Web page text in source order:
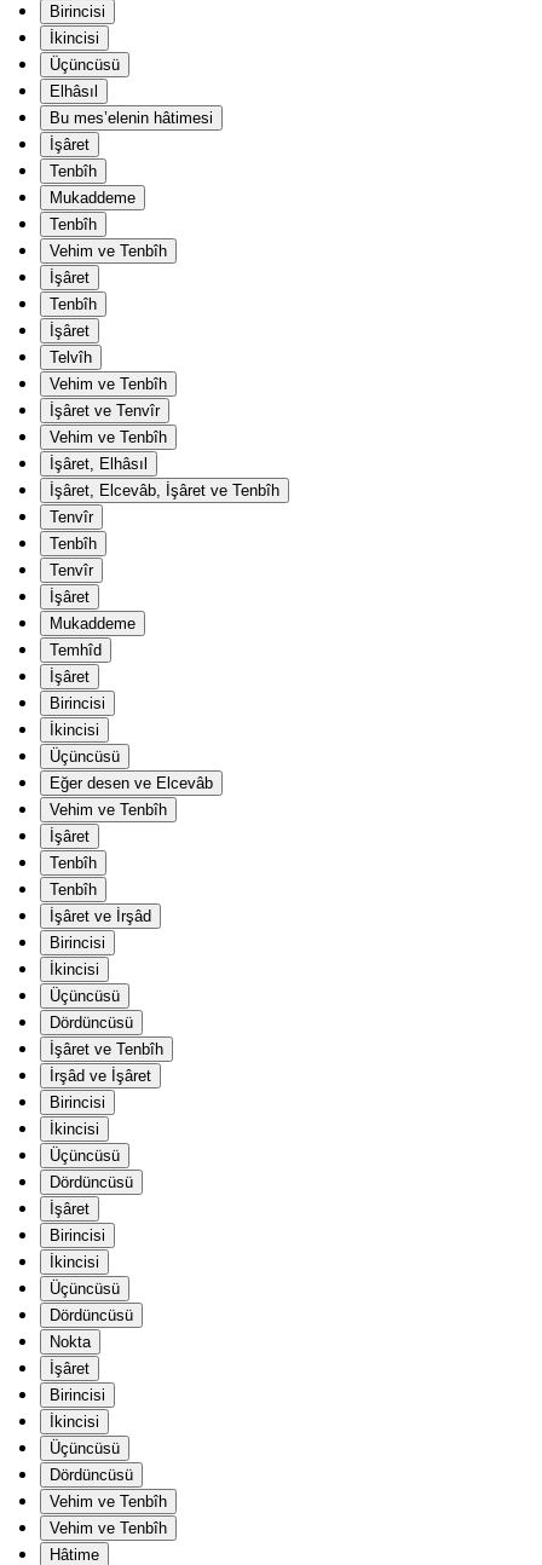
Birincisi
İkincisi
Üçüncüsü
Elhâsıl
Bu mes’elenin hâtimesi
İşâret
Tenbîh
Mukaddeme
Tenbîh
Vehim ve Tenbîh
İşâret
Tenbîh
İşâret
Telvîh
Vehim ve Tenbîh
İşâret ve Tenvîr
Vehim ve Tenbîh
İşâret, Elhâsıl
İşâret, Elcevâb, İşâret ve Tenbîh
Tenvîr
Tenbîh
Tenvîr
İşâret
Mukaddeme
Temhîd
İşâret
Birincisi
İkincisi
Üçüncüsü
Eğer desen ve Elcevâb
Vehim ve Tenbîh
İşâret
Tenbîh
Tenbîh
İşâret ve İrşâd
Birincisi
İkincisi
Üçüncüsü
Dördüncüsü
İşâret ve Tenbîh
İrşâd ve İşâret
Birincisi
İkincisi
Üçüncüsü
Dördüncüsü
İşâret
Birincisi
İkincisi
Üçüncüsü
Dördüncüsü
Nokta
İşâret
Birincisi
İkincisi
Üçüncüsü
Dördüncüsü
Vehim ve Tenbîh
Vehim ve Tenbîh
Hâtime